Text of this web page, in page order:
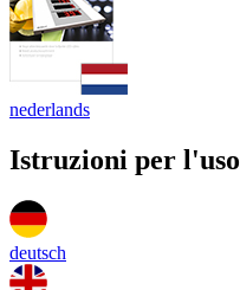
nederlands
Istruzioni per l'uso
deutsch